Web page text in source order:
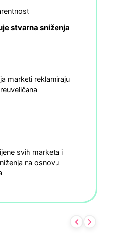
stvarna sniženja
marketi reklamiraju
svih marketa i
na osnovu